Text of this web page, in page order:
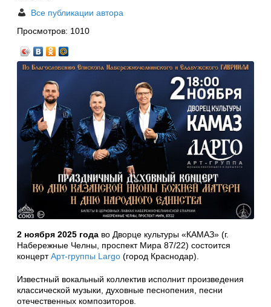
Все публикации автора
Просмотров: 1010
2 ноября 2025 года во Дворце культуры «КАМАЗ» (г.
Набережные Челны, проспект Мира 87/22) состоится
концертАрт-группы Largo (город Краснодар).
Известный вокальный коллектив исполнит произведения
классической музыки, духовные песнопения, песни
отечественных композиторов.